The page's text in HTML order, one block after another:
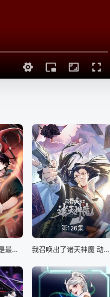
全民转职：驭龙师是最弱职业 动态漫画
第126集
我召唤出了诸天神魔 动态漫画 第一季